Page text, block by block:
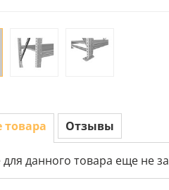
Отзывы
данного товара еще не